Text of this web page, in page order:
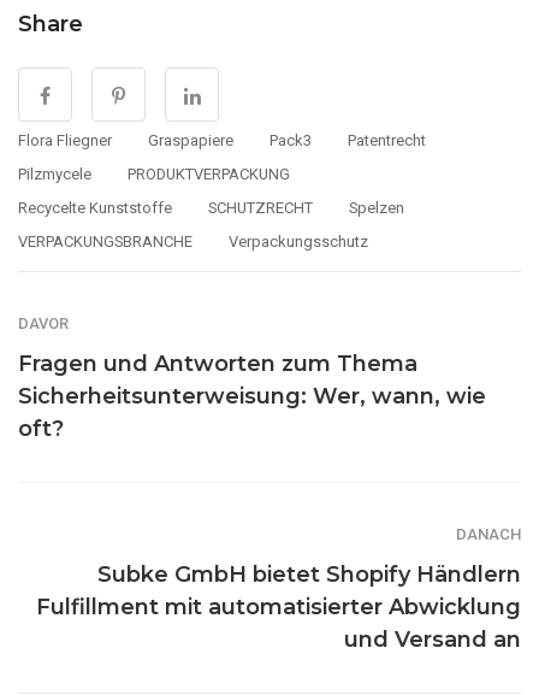
Share
Flora Fliegner Graspapiere Pack3
Patentrecht
Pilzmycele
PRODUKTVERPACKUNG
Recycelte Kunststoffe
SCHUTZRECHT
Spelzen
VERPACKUNGSBRANCHE
Verpackungsschutz
DAVOR
Fragen und Antworten zum Thema
Sicherheitsunterweisung: Wer, wann, wie
oft?
DANACH
Subke GmbH bietet Shopify Händlern
Fulfillment mit automatisierter Abwicklung
und Versand an